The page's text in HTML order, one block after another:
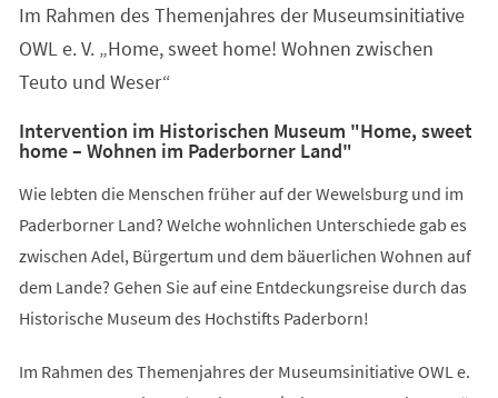
Im Rahmen des Themenjahres der Museumsinitiative
OWL e. V. „Home, sweet home! Wohnen zwischen
Teuto und Weser“
Intervention im Historischen Museum "Home, sweet
home – Wohnen im Paderborner Land"
Wie lebten die Menschen früher auf der Wewelsburg und im
Paderborner Land? Welche wohnlichen Unterschiede gab es
zwischen Adel, Bürgertum und dem bäuerlichen Wohnen auf
dem Lande? Gehen Sie auf eine Entdeckungsreise durch das
Historische Museum des Hochstifts Paderborn!
Im Rahmen des Themenjahres der Museumsinitiative OWL e.